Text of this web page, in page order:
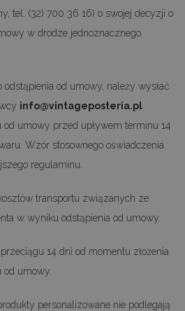
tel. (32) 700 36 16) o swojej decyzji o
w drodze jednoznacznego
od umowy, należy wysłać
info@vintageposteria.pl
od umowy przed upływem terminu 14
Wzór stosownego oświadczenia
regulaminu.
transportu związanych ze
w wyniku odstąpienia od umowy.
14 dni od momentu złożenia
od umowy.
personalizowane nie podlegają